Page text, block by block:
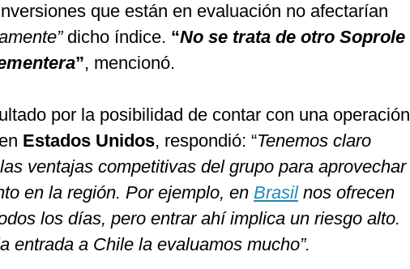
que están en evaluación no afectarían
dicho índice. “No se trata de otro Soprole
”, mencionó.
por la posibilidad de contar con una operación
Estados Unidos, respondió: “Tenemos claro
ventajas competitivas del grupo para aprovechar
en la región. Por ejemplo, en Brasilnos ofrecen
los días, pero entrar ahí implica un riesgo alto.
entrada a Chile la evaluamos mucho”.